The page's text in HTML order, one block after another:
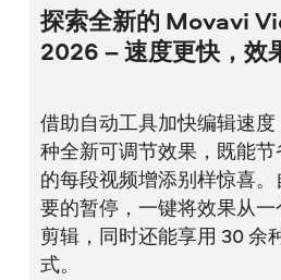
探索全新的 Movavi
2026 – 速度更快，效
借助自动工具加快编辑速
种全新可调节效果，既能
的每段视频增添别样惊喜
要的暂停，一键将效果从
剪辑，同时还能享用 30 余
式。